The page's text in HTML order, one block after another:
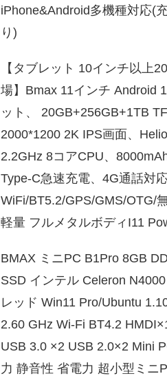
iPhone&Android多機種対応(
り)
【タブレット 10インチ以上
場】Bmax 11インチ Android
ット、 20GB+256GB+1TB TF
2000*1200 2K IPS画面、
2.2GHz 8コアCPU、
Type-C急速充電、4G通話対
WiFi/BT5.2/GPS/GMS/OTG/
軽量 フルメタルボディI11
BMAX ミニPC B1Pro 8GB
SSD インテル Celeron
レッド Win11 Pro/Ubuntu
2.60 GHz Wi-Fi BT4.2
USB 3.0 ×2 USB 2.0×2 Mini
力 静音性 省電力 超小型ミニ